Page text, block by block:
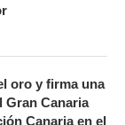
oro y firma una
Gran Canaria
Canaria en el